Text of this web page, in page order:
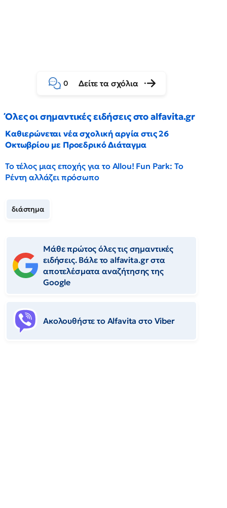
0 Δείτε τα σχόλια
Όλες οι σημαντικές ειδήσεις στο alfavita.gr
Καθιερώνεται νέα σχολική αργία στις 26
Οκτωβρίου με Προεδρικό Διάταγμα
Το τέλος μιας εποχής για το Allou! Fun Park: Το
Ρέντη αλλάζει πρόσωπο
διάστημα
Μάθε πρώτος όλες τις σημαντικές
ειδήσεις. Βάλε το alfavita.gr στα
αποτελέσματα αναζήτησης της
Google
Ακολουθήστε το Αlfavita στο Viber